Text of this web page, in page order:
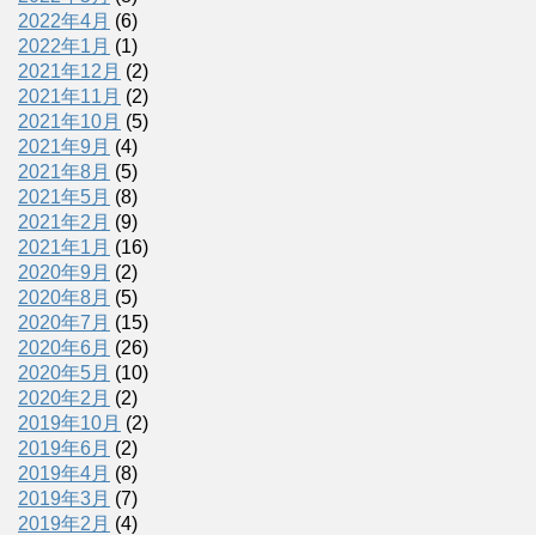
2022年4月 (6)
2022年1月 (1)
2021年12月 (2)
2021年11月 (2)
2021年10月 (5)
2021年9月 (4)
2021年8月 (5)
2021年5月 (8)
2021年2月 (9)
2021年1月 (16)
2020年9月 (2)
2020年8月 (5)
2020年7月 (15)
2020年6月 (26)
2020年5月 (10)
2020年2月 (2)
2019年10月 (2)
2019年6月 (2)
2019年4月 (8)
2019年3月 (7)
2019年2月 (4)